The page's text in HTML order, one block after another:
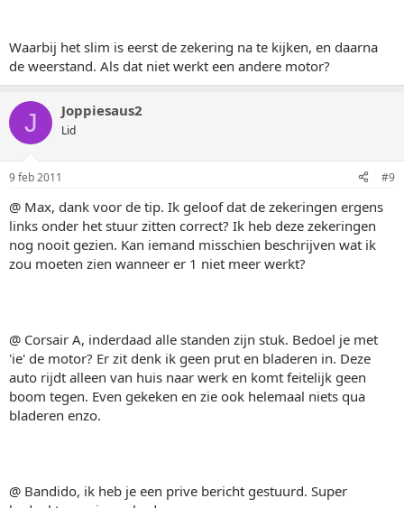
Waarbij het slim is eerst de zekering na te kijken, en daarna
de weerstand. Als dat niet werkt een andere motor?
J Joppiesaus2
Lid
9 feb 2011 #9
@ Max, dank voor de tip. Ik geloof dat de zekeringen ergens
links onder het stuur zitten correct? Ik heb deze zekeringen
nog nooit gezien. Kan iemand misschien beschrijven wat ik
zou moeten zien wanneer er 1 niet meer werkt?
@ Corsair A, inderdaad alle standen zijn stuk. Bedoel je met
'ie' de motor? Er zit denk ik geen prut en bladeren in. Deze
auto rijdt alleen van huis naar werk en komt feitelijk geen
boom tegen. Even gekeken en zie ook helemaal niets qua
bladeren enzo.
@ Bandido, ik heb je een prive bericht gestuurd. Super